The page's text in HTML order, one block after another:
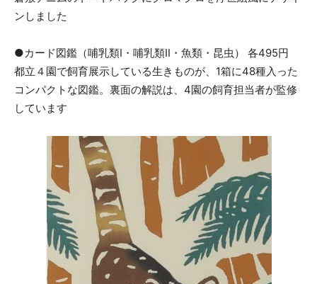
ンしました
●カード図鑑（哺乳類Ⅰ・哺乳類Ⅱ・魚類・昆虫） 各495円
都立４園で飼育展示している生きものが、1箱に48種入った
コンパクトな図鑑。裏面の解説は、4園の飼育担当者が監修
しています